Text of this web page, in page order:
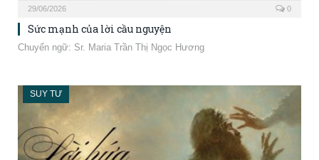
29/06/2026 0
Sức mạnh của lời cầu nguyện
Chuyển ngữ: Sr. Maria Trần Thị Ngọc Hương
SUY TƯ